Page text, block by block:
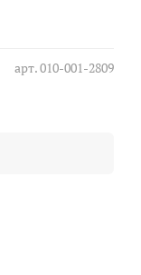
арт.010-001-2809